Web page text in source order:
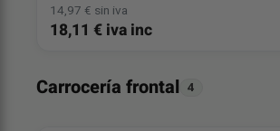
14,97 € sin iva
18,11 € iva inc
Carrocería frontal 4